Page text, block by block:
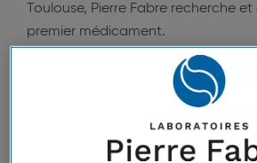
Toulouse, Pierre Fabre recherche
premier médicament.
en 1959 il répond au besoin
souffrants de jambes lourdesavec
base de plantes. Celui-ci connait
immédiat qui se confirme encore